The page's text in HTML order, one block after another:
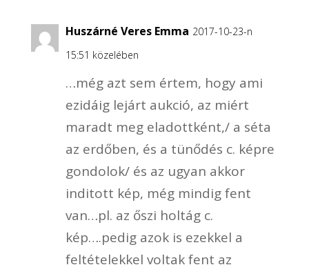
Huszárné Veres Emma 2017-10-23-n
15:51 közelében
…még azt sem értem, hogy ami
ezidáig lejárt aukció, az miért
maradt meg eladottként,/ a séta
az erdőben, és a tünődés c. képre
gondolok/ és az ugyan akkor
inditott kép, még mindig fent
van…pl. az őszi holtág c.
kép….pedig azok is ezekkel a
feltételekkel voltak fent az